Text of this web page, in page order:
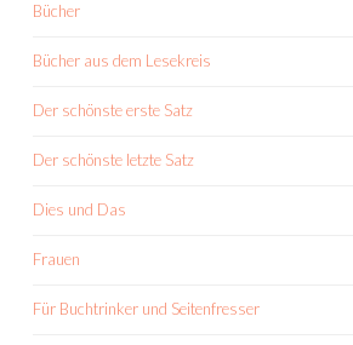
Bücher
Bücher aus dem Lesekreis
Der schönste erste Satz
Der schönste letzte Satz
Dies und Das
Frauen
Für Buchtrinker und Seitenfresser